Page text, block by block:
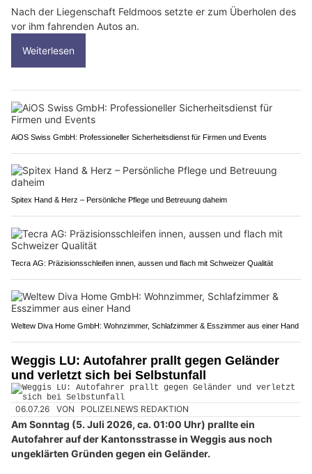
Nach der Liegenschaft Feldmoos setzte er zum Überholen des
vor ihm fahrenden Autos an.
Weiterlesen
AiOS Swiss GmbH: Professioneller Sicherheitsdienst für Firmen und Events
Spitex Hand & Herz – Persönliche Pflege und Betreuung daheim
Tecra AG: Präzisionsschleifen innen, aussen und flach mit Schweizer Qualität
Weltew Diva Home GmbH: Wohnzimmer, Schlafzimmer & Esszimmer aus einer Hand
Weggis LU: Autofahrer prallt gegen Geländer
und verletzt sich bei Selbstunfall
06.07.26 VON POLIZEI.NEWS REDAKTION
Am Sonntag (5. Juli 2026, ca. 01:00 Uhr) prallte ein
Autofahrer auf der Kantonsstrasse in Weggis aus noch
ungeklärten Gründen gegen ein Geländer.